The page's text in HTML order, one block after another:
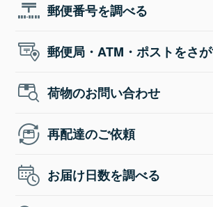
郵便番号を調べる
郵便局・ATM・ポストをさ
荷物のお問い合わせ
再配達のご依頼
お届け日数を調べる